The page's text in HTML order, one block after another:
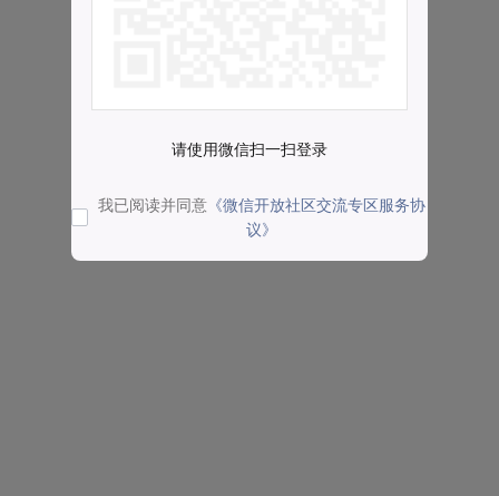
请使用微信扫一扫登录
我已阅读并同意 《微信开放社区交流专区服务协
议》